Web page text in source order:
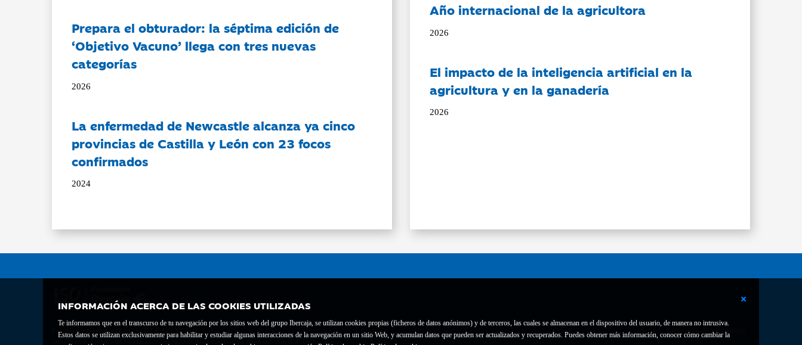
INFORMACIÓN ACERCA DE LAS COOKIES UTILIZADAS
Te informamos que en el transcurso de tu navegación por los sitios web del grupo Ibercaja, se utilizan cookies propias (ficheros de datos anónimos) y de terceros, las cuales se almacenan en el dispositivo del usuario, de manera no intrusiva.
Estos datos se utilizan exclusivamente para habilitar y estudiar algunas interacciones de la navegación en un sitio Web, y acumulan datos que pueden ser actualizados y recuperados. Puedes obtener más información, conocer cómo cambiar la
Prepara el obturador: la séptima edición de
‘Objetivo Vacuno’ llega con tres nuevas
categorías
2026
La enfermedad de Newcastle alcanza ya cinco
provincias de Castilla y León con 23 focos
confirmados
2024
Año internacional de la agricultora
2026
El impacto de la inteligencia artificial en la
agricultura y en la ganadería
2026
Fundación Bancaria Ibercaja C.I.F. G-50000652.
Inscrita en el Registro de Fundaciones del Mº de Educación, Cultura y Deporte con el nº 1689.
Contacto Declaración de accesibilidad